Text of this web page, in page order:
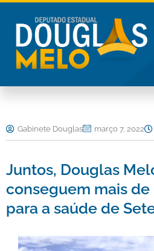
conteúdo
Gabinete Douglas março 7, 2022
Juntos, Douglas
conseguem mais de
para a saúde de